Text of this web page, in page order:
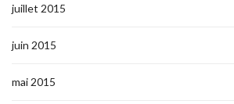
juillet 2015
juin 2015
mai 2015